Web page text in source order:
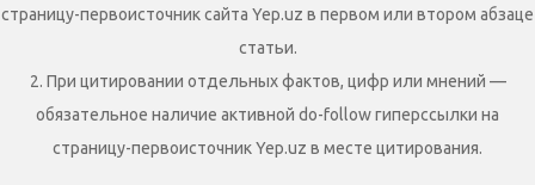
страницу-первоисточник сайта Yep.uz в первом или втором абзаце
статьи.
2. При цитировании отдельных фактов, цифр или мнений —
обязательное наличие активной do-follow гиперссылки на
страницу-первоисточник Yep.uz в месте цитирования.